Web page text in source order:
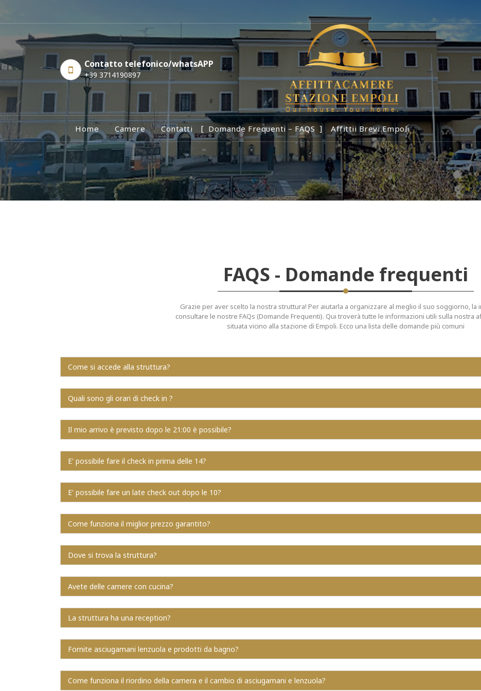
content
Contatto telefonico/whatsAPP
+39 3714190897
Home Camere Contatti Domande Frequenti – FAQS Affittii Brevi Empoli
FAQS - Domande frequenti
Grazie per aver scelto la nostra struttura! Per aiutarla a organizzare al meglio il suo soggiorno, la
consultare le nostre FAQs (Domande Frequenti). Qui troverà tutte le informazioni utili sulla nostra
situata vicino alla stazione di Empoli. Ecco una lista delle domande più comuni
Come si accede alla struttura?
Quali sono gli orari di check in ?
Il mio arrivo è previsto dopo le 21:00 è possibile?
E' possibile fare il check in prima delle 14?
E' possibile fare un late check out dopo le 10?
Come funziona il miglior prezzo garantito?
Dove si trova la struttura?
Avete delle camere con cucina?
La struttura ha una reception?
Fornite asciugamani lenzuola e prodotti da bagno?
Come funziona il riordino della camera e il cambio di asciugamani e lenzuola?